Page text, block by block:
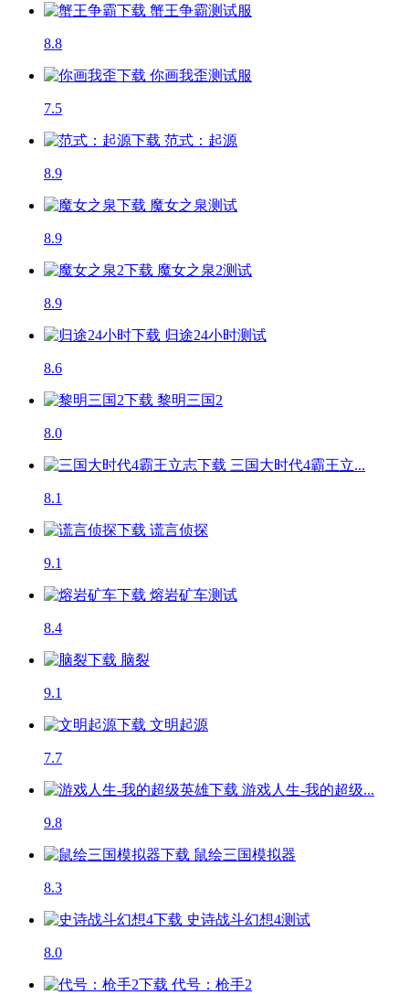
蟹王争霸测试服
8.8
你画我歪测试服
7.5
范式：起源
8.9
魔女之泉测试
8.9
魔女之泉2测试
8.9
归途24小时测试
8.6
黎明三国2
8.0
三国大时代4霸王立...
8.1
谎言侦探
9.1
熔岩矿车测试
8.4
脑裂
9.1
文明起源
7.7
游戏人生-我的超级...
9.8
鼠绘三国模拟器
8.3
史诗战斗幻想4测试
8.0
代号：枪手2